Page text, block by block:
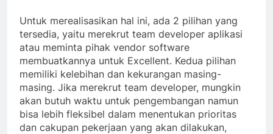
Untuk merealisasikan hal ini, ada 2 pilihan yang
tersedia, yaitu merekrut team developer aplikasi
atau meminta pihak vendor software
membuatkannya untuk Excellent. Kedua pilihan
memiliki kelebihan dan kekurangan masing-
masing. Jika merekrut team developer, mungkin
akan butuh waktu untuk pengembangan namun
bisa lebih fleksibel dalam menentukan prioritas
dan cakupan pekerjaan yang akan dilakukan,